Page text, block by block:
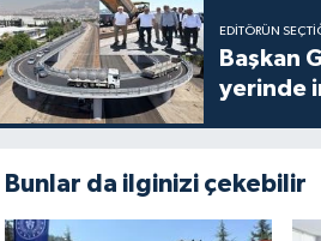
EDITÖRÜN
Başkan
yerinde
Bunlar da ilginizi çekebilir